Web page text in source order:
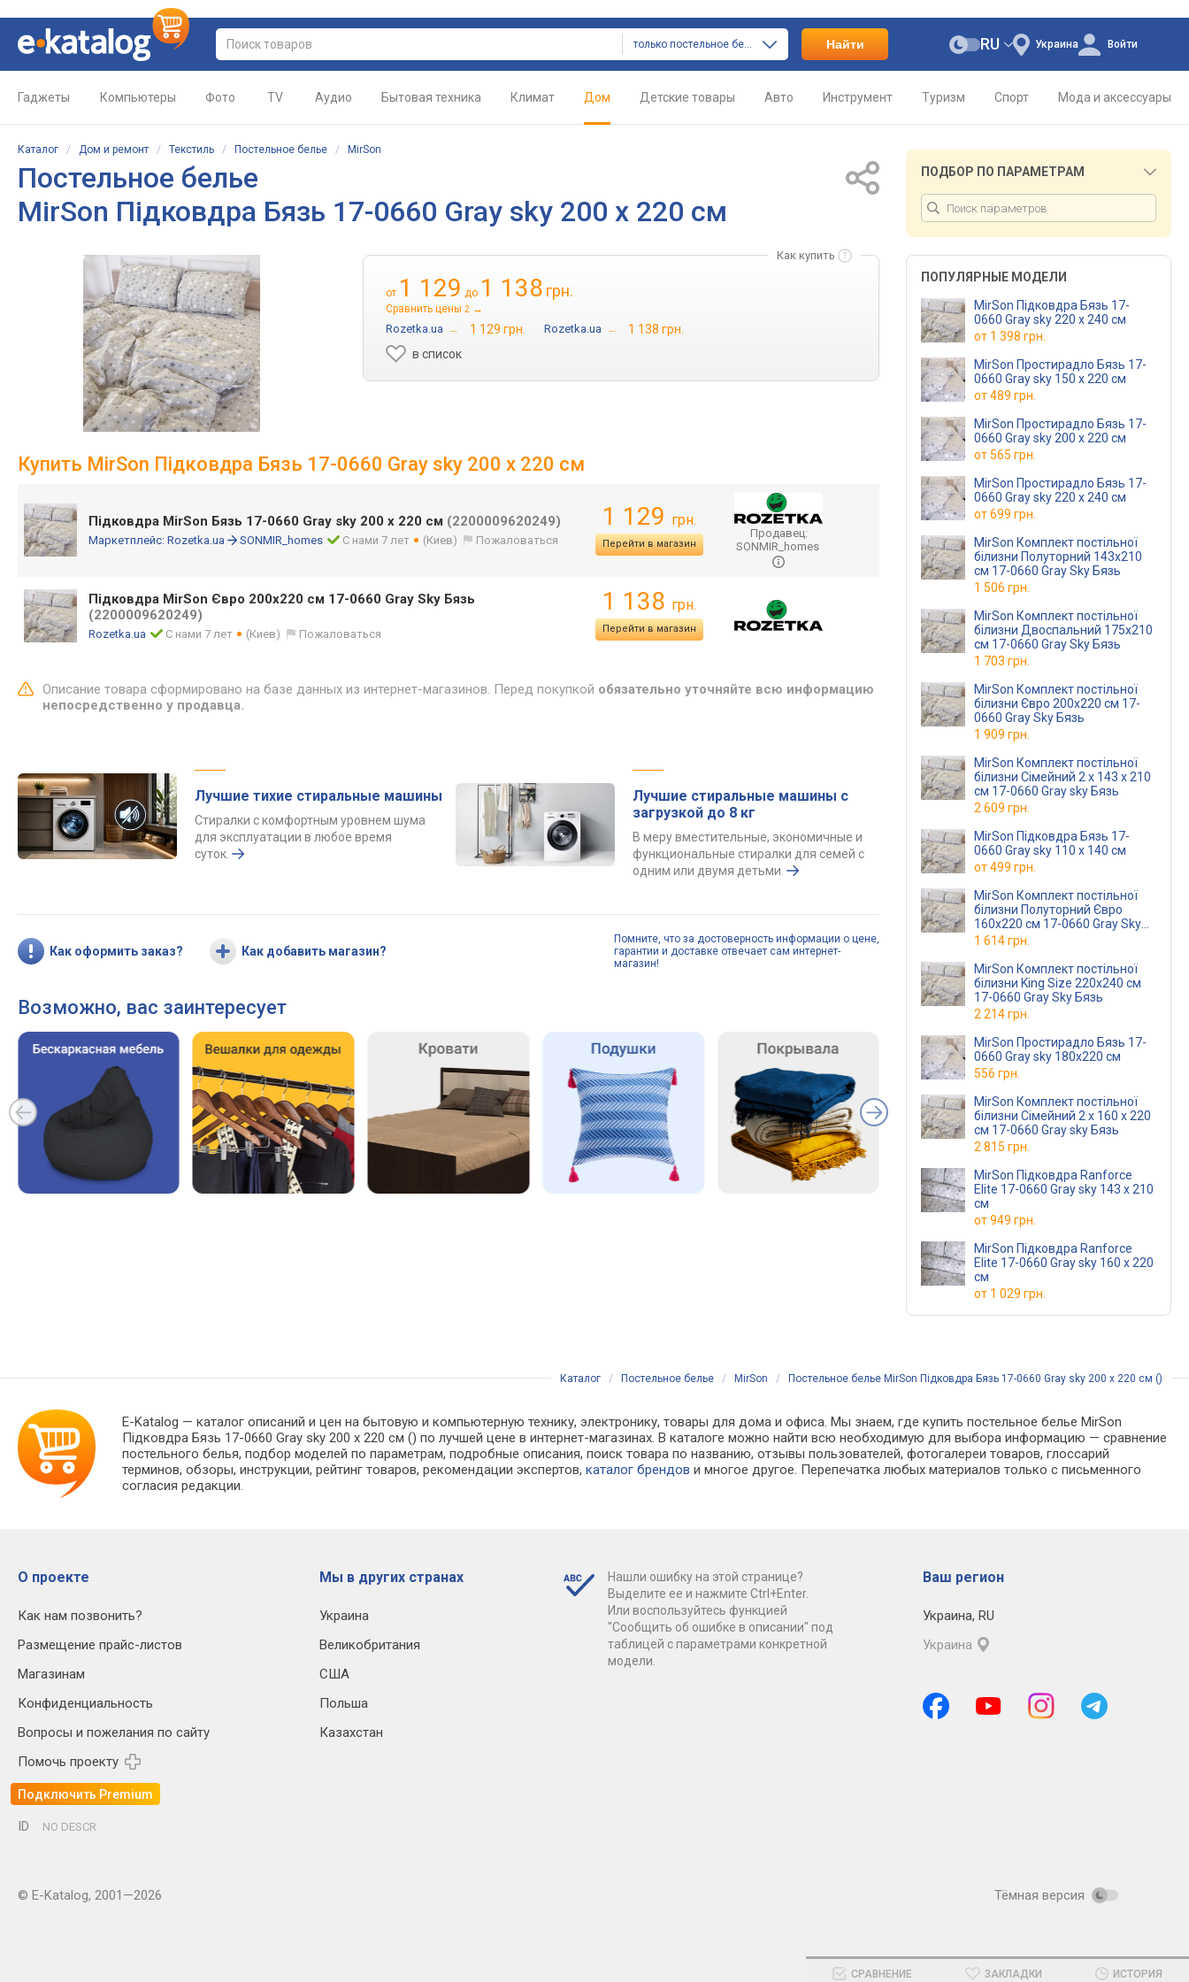
только постельное белье Найти Украина
RU Войти
Гаджеты Компьютеры Фото TV Аудио Бытовая техника Климат Дом Детские товары Авто Инструмент Туризм Спорт Мода и аксессуары
Каталог / Дом и ремонт / Текстиль / Постельное белье / MirSon
Постельное белье
MirSon Підковдра Бязь 17-0660 Gray sky 200 x 220 см
Как купить
от 1 129 до 1 138 грн.
Сравнить цены 2 →
Rozetka.ua → 1 129 грн. Rozetka.ua →
1 138 грн.
в список
Купить MirSon Підковдра Бязь 17-0660 Gray sky 200 x 220 см
Підковдра MirSon Бязь 17-0660 Gray sky 200 x 220 см (2200009620249)
Маркетплейс: Rozetka.ua SONMIR_homes С нами 7 лет (Киев) Пожаловаться
1 129 грн.
Перейти в магазин
Продавец:
SONMIR_homes
Підковдра MirSon Євро 200х220 см 17-0660 Gray Sky Бязь
(2200009620249)
Rozetka.ua С нами 7 лет (Киев) Пожаловаться
1 138 грн.
Перейти в магазин
Описание товара сформировано на базе данных из интернет-магазинов. Перед покупкой обязательно уточняйте всю информацию
непосредственно у продавца.
Лучшие тихие стиральные машины
Стиралки с комфортным уровнем шума
для эксплуатации в любое время
суток.
Лучшие стиральные машины с
загрузкой до 8 кг
В меру вместительные, экономичные и
функциональные стиралки для семей с
одним или двумя детьми.
Как оформить заказ? Как добавить магазин?
Помните, что за достоверность информации о цене,
гарантии и доставке отвечает сам интернет-
магазин!
Возможно, вас заинтересует
ПОДБОР ПО ПАРАМЕТРАМ
ПОПУЛЯРНЫЕ МОДЕЛИ
MirSon Підковдра Бязь 17-
0660 Gray sky 220 x 240 см
от 1 398 грн.
MirSon Простирадло Бязь 17-
0660 Gray sky 150 х 220 см
от489 грн.
MirSon Простирадло Бязь 17-
0660 Gray sky 200 х 220 см
от565 грн.
MirSon Простирадло Бязь 17-
0660 Gray sky 220 х 240 см
от699 грн.
MirSon Комплект постільної
білизни Полуторний 143х210
см 17-0660 Gray Sky Бязь
1 506 грн.
MirSon Комплект постільної
білизни Двоспальний 175х210
см 17-0660 Gray Sky Бязь
1 703 грн.
MirSon Комплект постільної
білизни Євро 200х220 см 17-
0660 Gray Sky Бязь
1 909 грн.
MirSon Комплект постільної
білизни Сімейний 2 x 143 x 210
см 17-0660 Gray sky Бязь
2 609 грн.
MirSon Підковдра Бязь 17-
0660 Gray sky 110 x 140 см
от499 грн.
MirSon Комплект постільної
білизни Полуторний Євро
160х220 см 17-0660 Gray Sky
Бязь
1 614 грн.
MirSon Комплект постільної
білизни King Size 220х240 см
17-0660 Gray Sky Бязь
2 214 грн.
MirSon Простирадло Бязь 17-
0660 Gray sky 180x220 см
556 грн.
MirSon Комплект постільної
білизни Сімейний 2 x 160 x 220
см 17-0660 Gray sky Бязь
2 815 грн.
MirSon Підковдра Ranforce
Elite 17-0660 Gray sky 143 x 210
см
от949 грн.
MirSon Підковдра Ranforce
Elite 17-0660 Gray sky 160 x 220
см
от 1 029 грн.
Каталог / Постельное белье / MirSon / Постельное белье MirSon Підковдра Бязь 17-0660 Gray sky 200 x 220 см ()
E-Katalog — каталог описаний и цен на бытовую и компьютерную технику, электронику, товары для дома и офиса. Мы знаем, где купить постельное белье MirSon
Підковдра Бязь 17-0660 Gray sky 200 x 220 см () по лучшей цене в интернет-магазинах. В каталоге можно найти всю необходимую для выбора информацию — сравнение
постельного белья, подбор моделей по параметрам, подробные описания, поиск товара по названию, отзывы пользователей, фотогалереи товаров, глоссарий
терминов, обзоры, инструкции, рейтинг товаров, рекомендации экспертов,каталог брендов и многое другое. Перепечатка любых материалов только с письменного
согласия редакции.
О проекте
Как нам позвонить?
Размещение прайс-листов
Магазинам
Конфиденциальность
Вопросы и пожелания по сайту
Помочь проекту
Подключить Premium
Мы в других странах
Украина
Великобритания
США
Польша
Казахстан
Нашли ошибку на этой странице?
Выделите ее и нажмите Ctrl+Enter.
Или воспользуйтесь функцией
"Сообщить об ошибке в описании" под
таблицей с параметрами конкретной
модели.
Ваш регион
Украина, RU
Украина
ID NO DESCR
© E-Katalog, 2001—2026 Тёмная версия
СРАВНЕНИЕ ЗАКЛАДКИ ИСТОРИЯ